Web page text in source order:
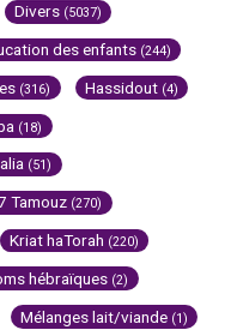
Divers (5037)
des enfants (244)
(316) Hassidout (4)
(18)
(51)
Tamouz (270)
Kriat haTorah (220)
hébraïques (2)
Mélanges lait/viande (1)